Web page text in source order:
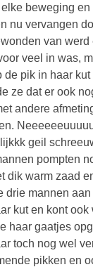
beweging
nu vervangen
van
veel in was,
pik in haar
ze dat er ook
andere
geil
pompten
dik warm zaad
drie mannen
kut en kont
haar gaatjes
toch nog wel
pikken en